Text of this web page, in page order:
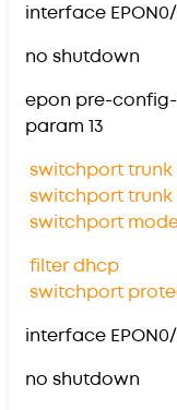
interface
no shutdown
epon pre-config-
param 13
switchport trunk
switchport
switchport
filter dhcp
switchport
interface
no shutdown